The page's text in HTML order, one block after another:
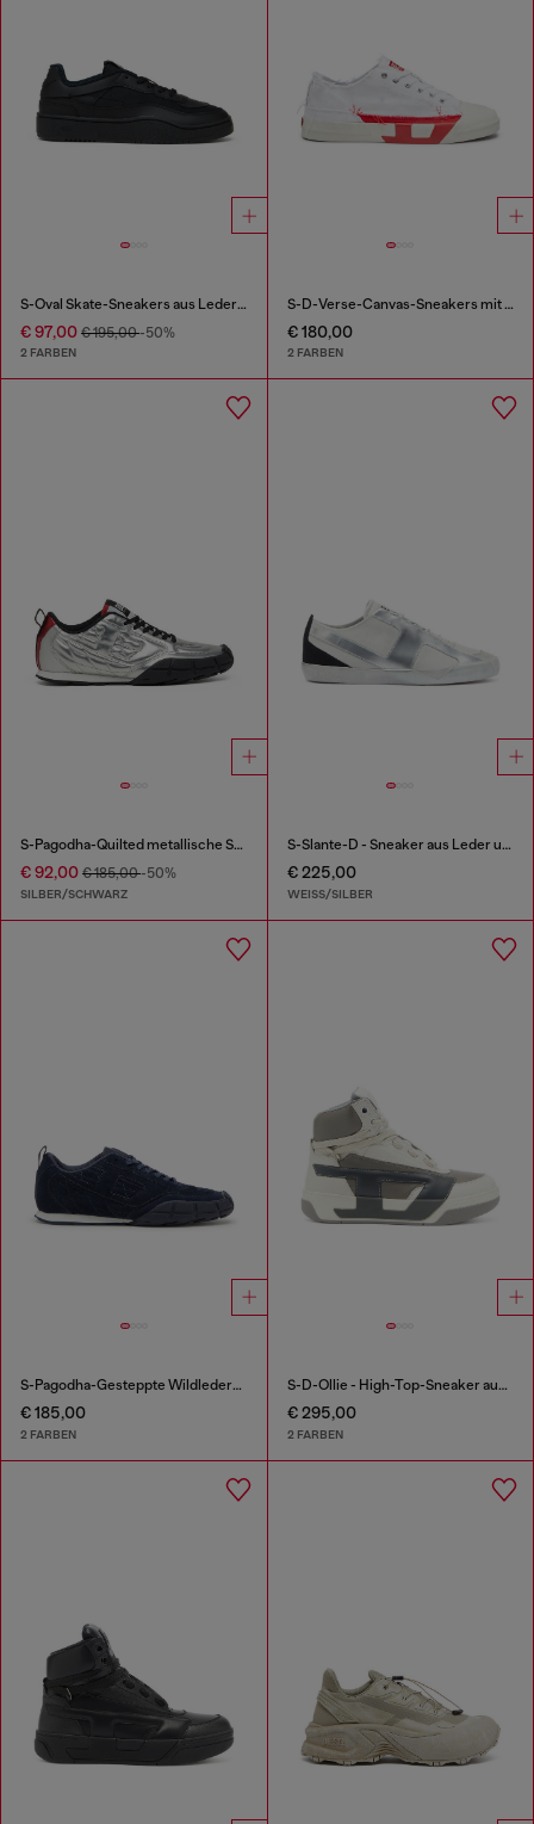
S-Oval Skate-Sneakers aus Leder mit Einsatz aus Stoff
€ 97,00 € 195,00-50%
2 FARBEN
S-D-Verse-Canvas-Sneakers mit Schmutz-Effekt
€ 180,00
2 FARBEN
S-Pagodha-Quilted metallische Sneakers
€ 92,00 € 185,00-50%
SILBER/SCHWARZ
S-Slante-D - Sneaker aus Leder und Velours mit distressed look
€ 225,00
WEISS/SILBER
S-Pagodha-Gesteppte Wildleder-Sneaker
€ 185,00
2 FARBEN
S-D-Ollie - High-Top-Sneaker aus Leder mit D-Logo
€ 295,00
2 FARBEN